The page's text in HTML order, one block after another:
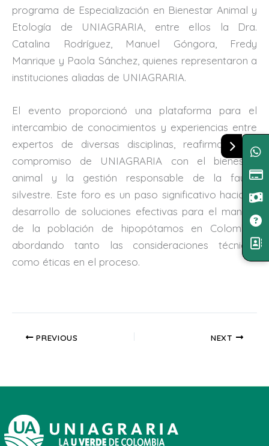
programa de Especialización en Bienestar Animal y
Etología de UNIAGRARIA, entre ellos la Dra.
Catalina Rodríguez, Manuel Góngora, Fredy
Manrique y Paola Sánchez, quienes representaron a
instituciones aliadas de UNIAGRARIA.
El evento proporcionó una plataforma para el
intercambio de conocimientos y experiencias entre
expertos de diversas disciplinas, reafirmando el
compromiso de UNIAGRARIA con el bienestar
animal y la gestión responsable de la fauna
silvestre. Este foro es un paso significativo hacia el
desarrollo de soluciones efectivas para el manejo
de la población de hipopótamos en Colombia,
abordando tanto las consideraciones técnicas
como éticas en el proceso.
PREVIOUS NEXT